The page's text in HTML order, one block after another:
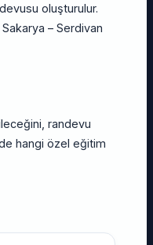
oluşturulur.
– Serdivan
randevu
hangi özel eğitim